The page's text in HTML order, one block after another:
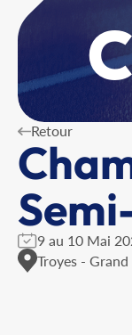
Retour
9 au 10 Mai
Troyes - Grand